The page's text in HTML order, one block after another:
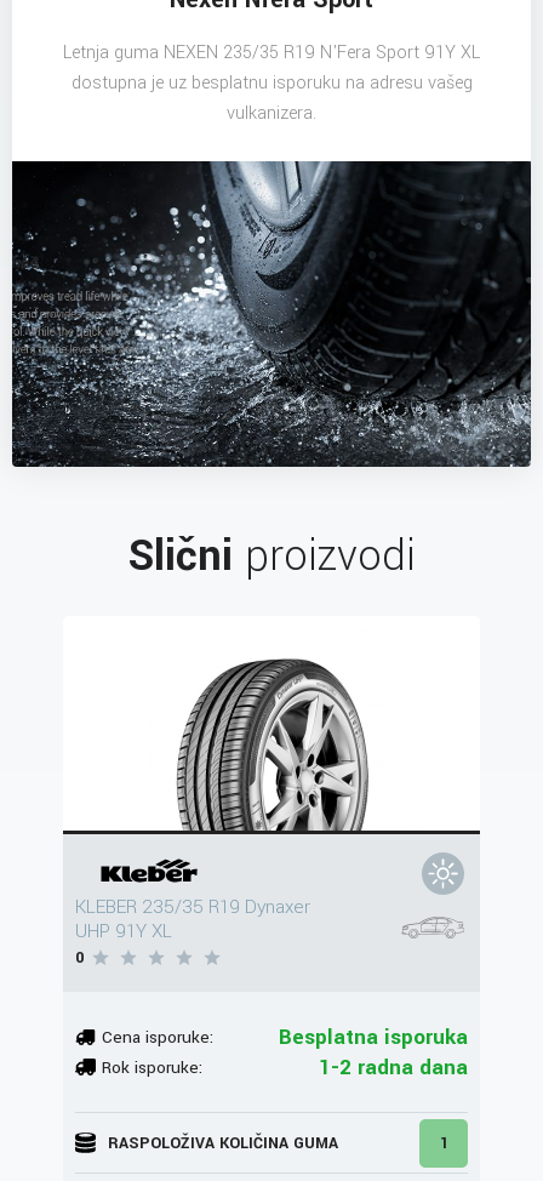
Letnja guma NEXEN 235/35 R19 N'Fera Sport 91Y XL
dostupna je uz besplatnu isporuku na adresu vašeg
vulkanizera.
Slični proizvodi
KLEBER 235/35 R19 Dynaxer
UHP 91Y XL
0
Cena isporuke: Besplatna isporuka
Rok isporuke: 1-2 radna dana
RASPOLOŽIVA KOLIČINA GUMA 1